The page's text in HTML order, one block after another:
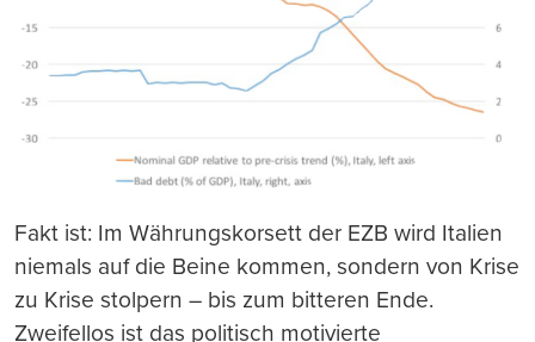
Fakt ist: Im Währungskorsett der EZB wird Italien
niemals auf die Beine kommen, sondern von Krise
zu Krise stolpern – bis zum bitteren Ende.
Zweifellos ist das politisch motivierte